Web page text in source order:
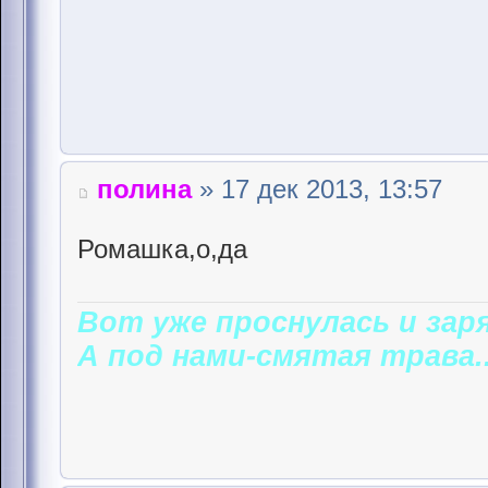
полина» 17 дек 2013, 13:57
Ромашка,о,да
Вот уже проснулась и
А под нами-смятая